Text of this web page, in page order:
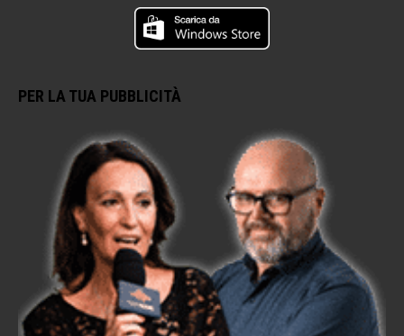
PER LA TUA PUBBLICITÀ